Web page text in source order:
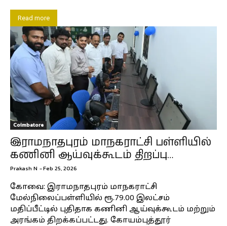
Read more
Coimbatore
இராமநாதபுரம் மாநகராட்சி பள்ளியில்
கணினி ஆய்வுக்கூடம் திறப்பு…
Prakash N -Feb 25, 2026
கோவை: இராமநாதபுரம் மாநகராட்சி
மேல்நிலைப்பள்ளியில் ரூ.79.00 இலட்சம்
மதிப்பீட்டில் புதிதாக கணினி ஆய்வுக்கூடம் மற்றும்
அரங்கம் திறக்கப்பட்டது. கோயம்புத்தூர்